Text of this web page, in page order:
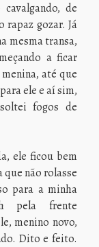
de
rapaz gozar. Já
mesma transa,
a ficar
até que
ele e aí sim,
fogos de
ele ficou bem
não rolasse
para a minha
pela frente
menino novo,
Dito e feito.